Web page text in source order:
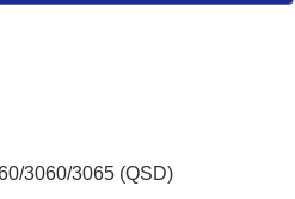
3060/3065 (QSD)